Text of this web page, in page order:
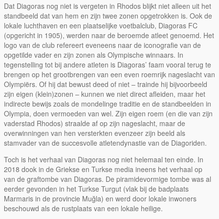
Dat Diagoras nog niet is vergeten in Rhodos blijkt niet alleen uit het
standbeeld dat van hem en zijn twee zonen opgetrokken is. Ook de
lokale luchthaven en een plaatselijke voetbalclub, Diagoras FC
(opgericht in 1905), werden naar de beroemde atleet genoemd. Het
logo van de club refereert eveneens naar de iconografie van de
opgetilde vader en zijn zonen als Olympische winnaars. In
tegenstelling tot bij andere atleten is Diagoras’ faam vooral terug te
brengen op het grootbrengen van een even roemrijk nageslacht van
Olympiërs. Of hij dat bewust deed of niet – trainde hij bijvoorbeeld
zijn eigen (klein)zonen – kunnen we niet direct afleiden, maar het
indirecte bewijs zoals de mondelinge traditie en de standbeelden in
Olympia, doen vermoeden van wel. Zijn eigen roem (en die van zijn
vaderstad Rhodos) straalde af op zijn nageslacht, maar de
overwinningen van hen versterkten evenzeer zijn beeld als
stamvader van de succesvolle atletendynastie van de Diagoriden.
Toch is het verhaal van Diagoras nog niet helemaal ten einde. In
2018 dook in de Griekse en Turkse media ineens het verhaal op
van de graftombe van Diagoras. De piramidevormige tombe was al
eerder gevonden in het Turkse Turgut (vlak bij de badplaats
Marmaris in de provincie Muğla) en werd door lokale inwoners
beschouwd als de rustplaats van een lokale heilige.